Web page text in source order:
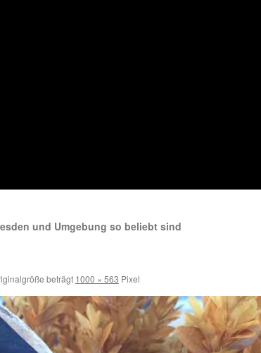
und Umgebung so beliebt sind
beträgt 1000 × 563 Pixel